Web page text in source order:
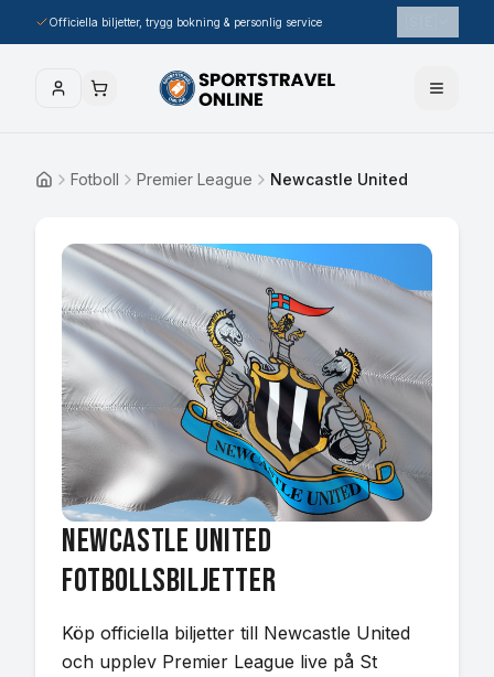
Officiella biljetter, trygg bokning & personlig service
Hem Fotboll Premier League Newcastle United
Newcastle United
Fotbollsbiljetter
Köp officiella biljetter till Newcastle United
och upplev Premier League live på St